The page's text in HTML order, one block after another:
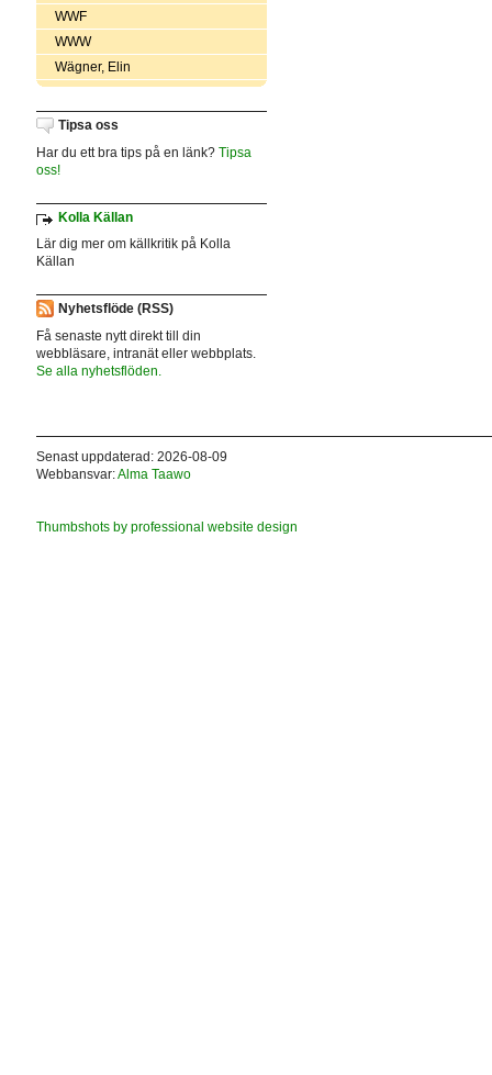
WWF
WWW
Wägner, Elin
Tipsa oss
Har du ett bra tips på en länk? Tipsa
oss!
Kolla Källan
Lär dig mer om källkritik på Kolla
Källan
Nyhetsflöde (RSS)
Få senaste nytt direkt till din
webbläsare, intranät eller webbplats.
Se alla nyhetsflöden.
Senast uppdaterad: 2026-08-09
Webbansvar:Alma Taawo
Thumbshots by professional website design